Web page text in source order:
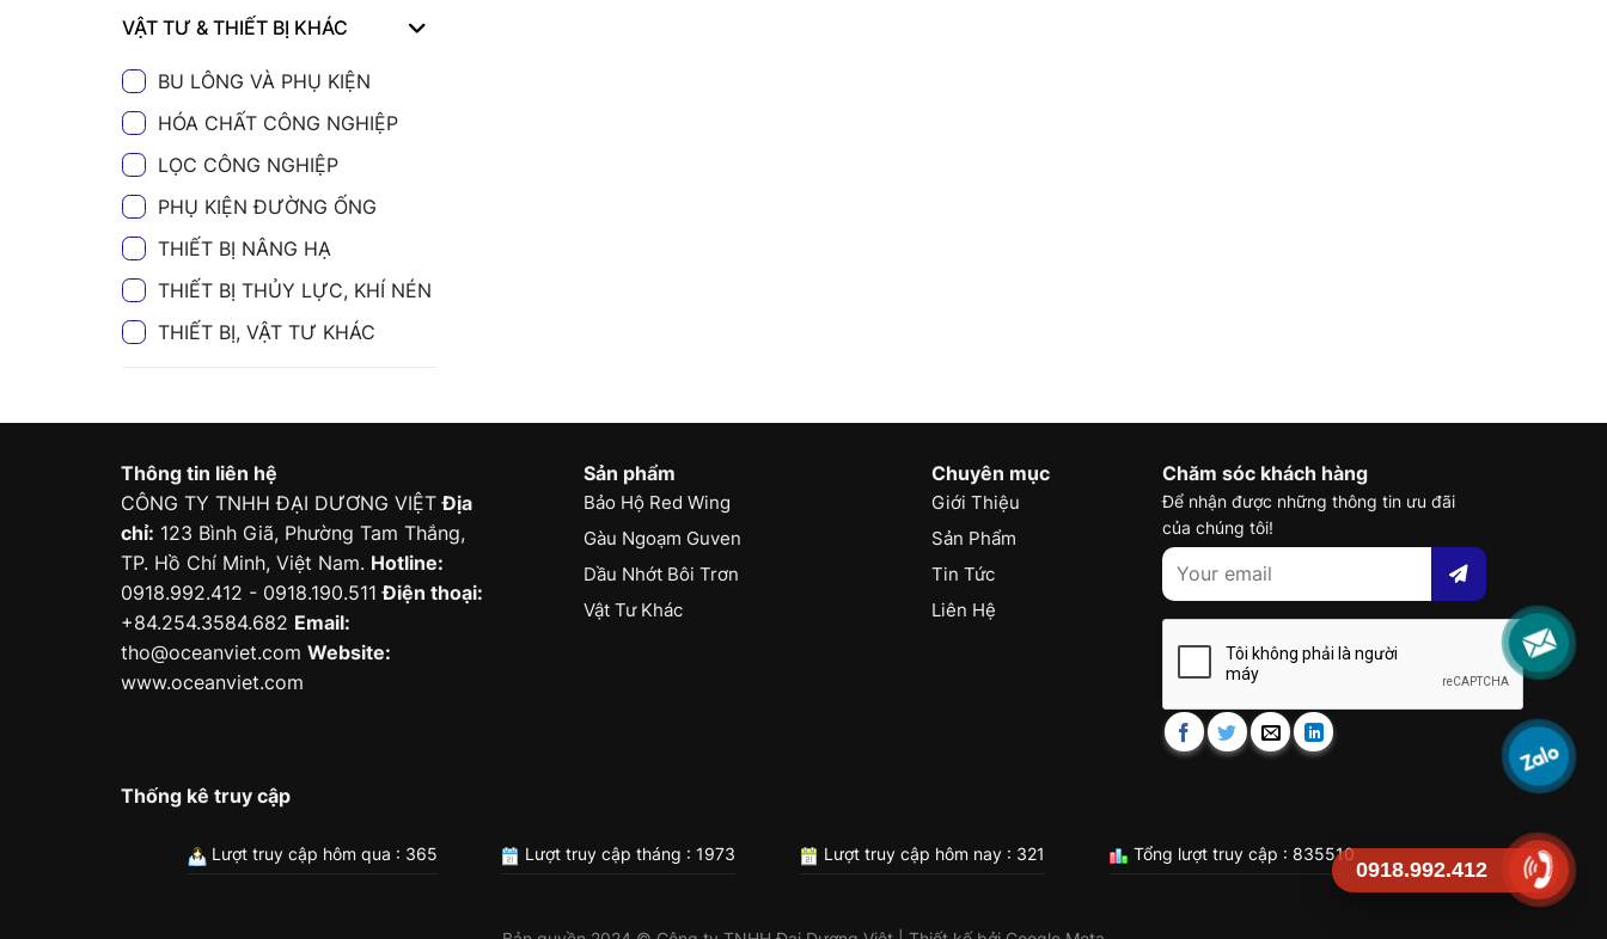
VẬT TƯ & THIẾT BỊ KHÁC
BU LÔNG VÀ PHỤ KIỆN
HÓA CHẤT CÔNG NGHIỆP
LỌC CÔNG NGHIỆP
PHỤ KIỆN ĐƯỜNG ỐNG
THIẾT BỊ NÂNG HẠ
THIẾT BỊ THỦY LỰC, KHÍ NÉN
THIẾT BỊ, VẬT TƯ KHÁC
Thông tin liên hệ
CÔNG TY TNHH ĐẠI DƯƠNG VIỆTĐịa
chỉ: 123 Bình Giã, Phường Tam Thắng,
TP. Hồ Chí Minh, Việt Nam. Hotline:
0918.992.412 - 0918.190.511Điện thoại:
+84.254.3584.682 Email:
tho@oceanviet.com Website:
www.oceanviet.com
Sản phẩm
Bảo Hộ Red Wing
Gàu Ngoạm Guven
Dầu Nhớt Bôi Trơn
Vật Tư Khác
Chuyên mục
Giới Thiệu
Sản Phẩm
Tin Tức
Liên Hệ
Chăm sóc khách hàng
Để nhận được những thông tin ưu đãi
của chúng tôi!
Thống kê truy cập
Lượt truy cập hôm qua : 365 Lượt truy cập tháng : 1973 Lượt truy cập hôm nay : 321 Tổng lượt truy cập : 835510
0918.992.412